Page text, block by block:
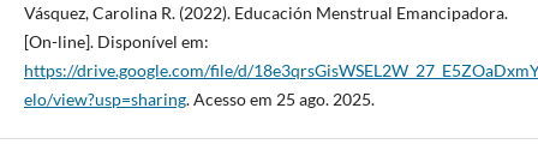
Vásquez, Carolina R. (2022). Educación Menstrual Emancipadora.
[On-line]. Disponível em:
https://drive.google.com/file/d/
elo/view?usp=sharing. Acesso em 25 ago. 2025.